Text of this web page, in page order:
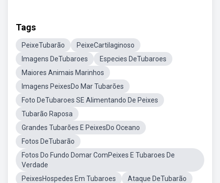
Tags
PeixeTubarão
PeixeCartilaginoso
Imagens DeTubaroes
Especies DeTubaroes
Maiores Animais Marinhos
Imagens PeixesDo Mar Tubarões
Foto DeTubaroes SE Alimentando De Peixes
Tubarão Raposa
Grandes Tubarões E PeixesDo Oceano
Fotos DeTubarão
Fotos Do Fundo Domar ComPeixes E Tubaroes De
Verdade
PeixesHospedes Em Tubaroes
Ataque DeTubarão